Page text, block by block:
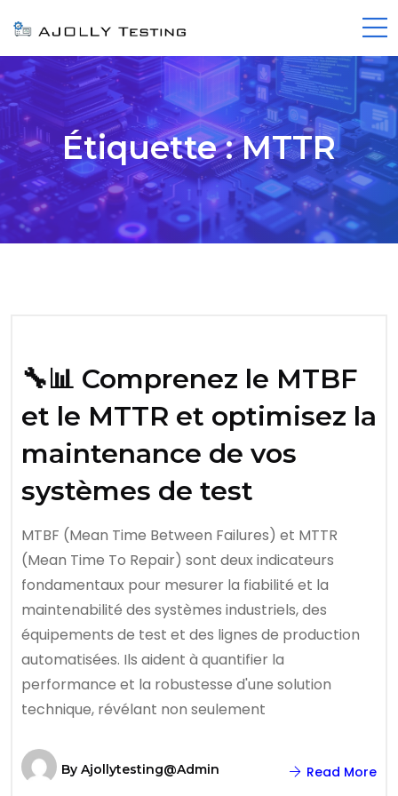
Étiquette :MTTR
🔧📊 Comprenez le MTBF
et le MTTR et optimisez la
maintenance de vos
systèmes de test
MTBF (Mean Time Between Failures) et MTTR
(Mean Time To Repair) sont deux indicateurs
fondamentaux pour mesurer la fiabilité et la
maintenabilité des systèmes industriels, des
équipements de test et des lignes de production
automatisées. Ils aident à quantifier la
performance et la robustesse d'une solution
technique, révélant non seulement
By Ajollytesting@admin Read More